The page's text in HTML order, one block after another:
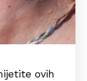
ovih